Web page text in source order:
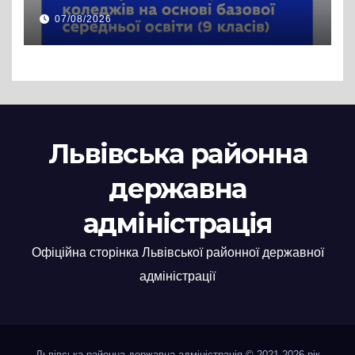
рекомендацій та
зарахування на бюджет
07/08/2026
Львівська районна
державна
адміністрація
Офіційна сторінка Львівської районної державної
адміністрації